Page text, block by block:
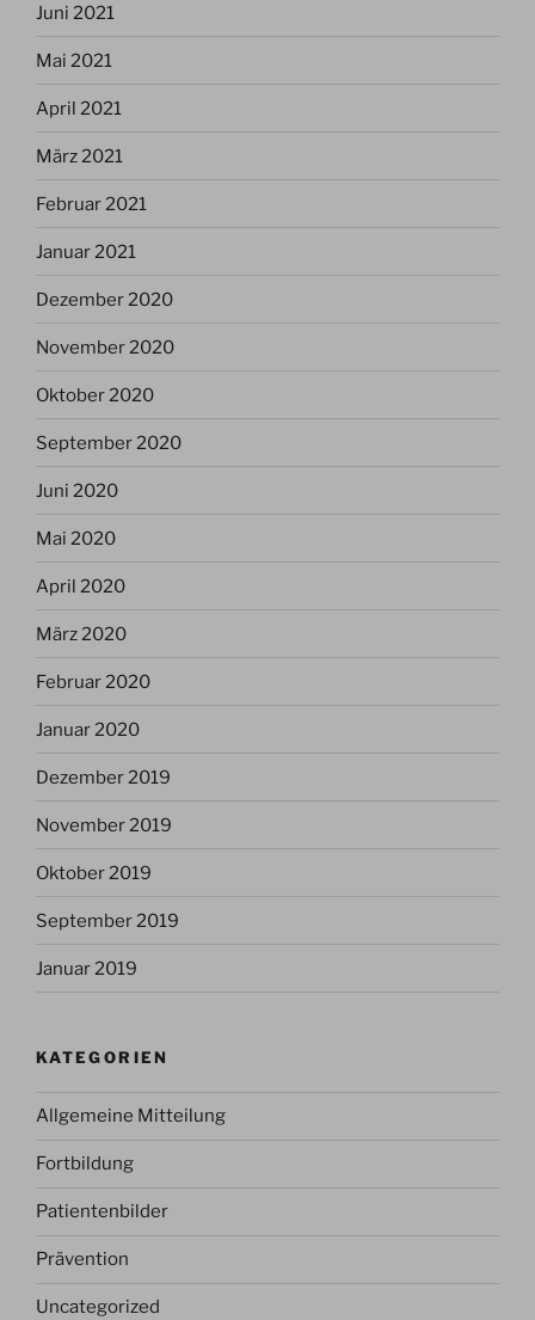
Juni 2021
Mai 2021
April 2021
März 2021
Februar 2021
Januar 2021
Dezember 2020
November 2020
Oktober 2020
September 2020
Juni 2020
Mai 2020
April 2020
März 2020
Februar 2020
Januar 2020
Dezember 2019
November 2019
Oktober 2019
September 2019
Januar 2019
KATEGORIEN
Allgemeine Mitteilung
Fortbildung
Patientenbilder
Prävention
Uncategorized